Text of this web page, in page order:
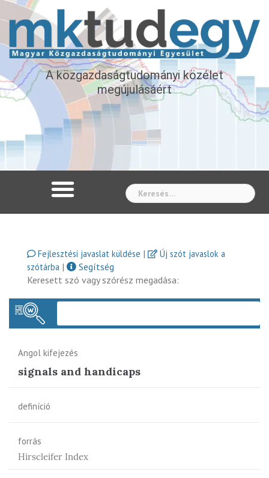
A közgazdaságtudományi közélet
megújulásáért
Fejlesztési javaslat küldése |
Új szót javaslok a
szótárba |
Segítség
Keresett szó vagy szórész megadása:
Angol kifejezés
signals and handicaps
definíció
forrás
Hirscleifer Index